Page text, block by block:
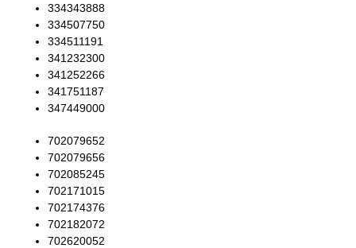
334343888
334507750
334511191
341232300
341252266
341751187
347449000
702079652
702079656
702085245
702171015
702174376
702182072
702620052